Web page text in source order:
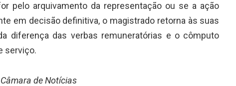
pelo arquivamento da representação ou se a ação
em decisão definitiva, o magistrado retorna às suas
diferença das verbas remuneratórias e o cômputo
serviço.
de Notícias